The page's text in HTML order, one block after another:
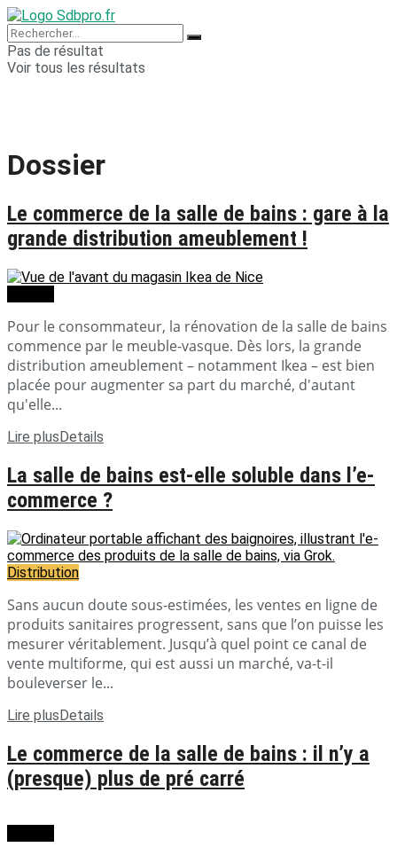
Pas de résultat
Voir tous les résultats
Dossier
Le commerce de la salle de bains : gare à la
grande distribution ameublement !
Pour le consommateur, la rénovation de la salle de bains
commence par le meuble-vasque. Dès lors, la grande
distribution ameublement – notamment Ikea – est bien
placée pour augmenter sa part du marché, d'autant
qu'elle...
Lire plusDetails
La salle de bains est-elle soluble dans l’e-
commerce ?
Distribution
Sans aucun doute sous-estimées, les ventes en ligne de
produits sanitaires progressent, sans que l’on puisse les
mesurer véritablement. Jusqu’à quel point ce canal de
vente multiforme, qui est aussi un marché, va-t-il
bouleverser le...
Lire plusDetails
Le commerce de la salle de bains : il n’y a
(presque) plus de pré carré